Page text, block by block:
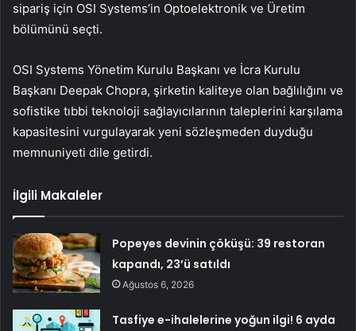
sipariş için OSI Systems’in Optoelektronik ve Üretim
bölümünü seçti.
OSI Systems Yönetim Kurulu Başkanı ve İcra Kurulu
Başkanı Deepak Chopra, şirketin kaliteye olan bağlılığını ve
sofistike tıbbi teknoloji sağlayıcılarının taleplerini karşılama
kapasitesini vurgulayarak yeni sözleşmeden duyduğu
memnuniyeti dile getirdi.
İlgili Makaleler
Popeyes devinin çöküşü: 39 restoran
kapandı, 23’ü satıldı
Ağustos 6, 2026
Tasfiye e-ihalelerine yoğun ilgi! 6 ayda